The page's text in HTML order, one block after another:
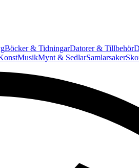
Böcker & TidningarDatorer & Tillbehör
MusikMynt & SedlarSamlarsaker